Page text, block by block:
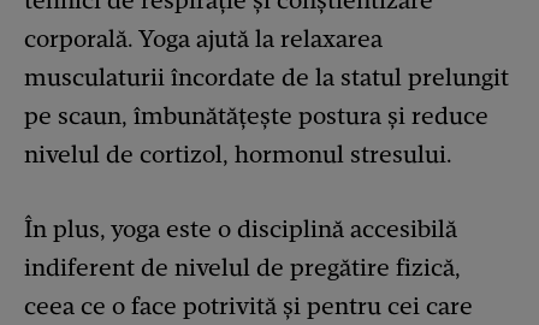
corporală. Yoga ajută la relaxarea
musculaturii încordate de la statul prelungit
pe scaun, îmbunătățește postura și reduce
nivelul de cortizol, hormonul stresului.
În plus, yoga este o disciplină accesibilă
indiferent de nivelul de pregătire fizică,
ceea ce o face potrivită și pentru cei care